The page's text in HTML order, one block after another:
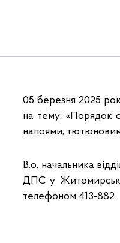
05 березня 2025
на тему: «Порядок
напоями,
В.о. начальника
ДПС у
телефоном 413-882.